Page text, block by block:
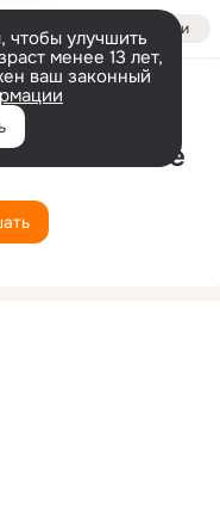
Войти
улучшить
менее 13 лет,
ваш законный
Renaissance